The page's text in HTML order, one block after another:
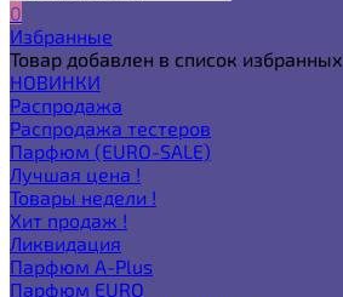
0
Избранные
Товар добавлен в список избранных
НОВИНКИ
Распродажа
Распродажа тестеров
Парфюм (EURO-SALE)
Лучшая цена !
Товары недели !
Хит продаж !
Ликвидация
Парфюм A-Plus
Парфюм EURO